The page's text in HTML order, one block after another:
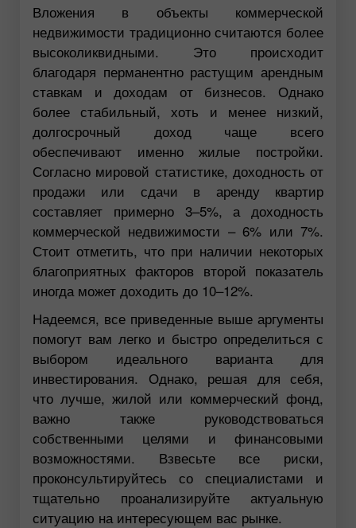
Вложения в объекты коммерческой
недвижимости традиционно считаются более
высоколиквидными. Это происходит
благодаря перманентно растущим арендным
ставкам и доходам от бизнесов. Однако
более стабильный, хоть и менее низкий,
долгосрочный доход чаще всего
обеспечивают именно жилые постройки.
Согласно мировой статистике, доходность от
продажи или сдачи в аренду квартир
составляет примерно 3–5%, а доходность
коммерческой недвижимости – 6% или 7%.
Стоит отметить, что при наличии некоторых
благоприятных факторов второй показатель
иногда может доходить до 10–12%.
Надеемся, все приведенные выше аргументы
помогут вам легко и быстро определиться с
выбором идеального варианта для
инвестирования. Однако, решая для себя,
что лучше, жилой или коммерческий фонд,
важно также руководствоваться
собственными целями и финансовыми
возможностями. Взвесьте все риски,
проконсультируйтесь со специалистами и
тщательно проанализируйте актуальную
ситуацию на интересующем вас рынке.